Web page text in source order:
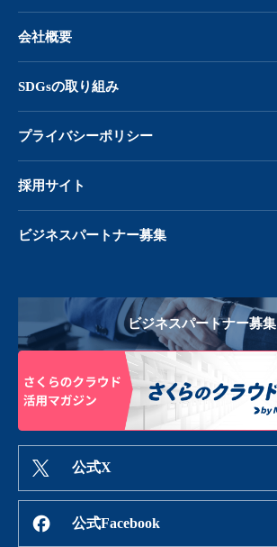
会社概要
SDGsの取り組み
プライバシーポリシー
採用サイト
ビジネスパートナー募集
ビジネスパートナー募集
公式X
公式Facebook